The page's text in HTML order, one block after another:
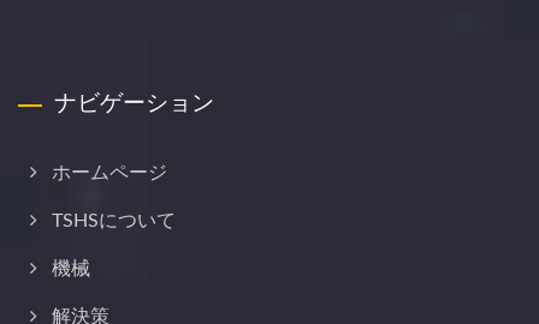
ナビゲーション
ホームページ
TSHSについて
機械
解決策